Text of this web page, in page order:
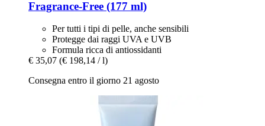
Fragrance-​Free (177 ml)
Per tutti i tipi di pelle, anche sensibili
Protegge dai raggi UVA e UVB
Formula ricca di antiossidanti
€ 35,07 (€ 198,14 / l)
Consegna entro il giorno 21 agosto